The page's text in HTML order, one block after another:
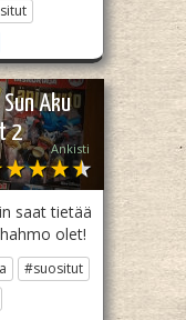
Aku
2
Ankisti
saat tietää
olet!
#suositut